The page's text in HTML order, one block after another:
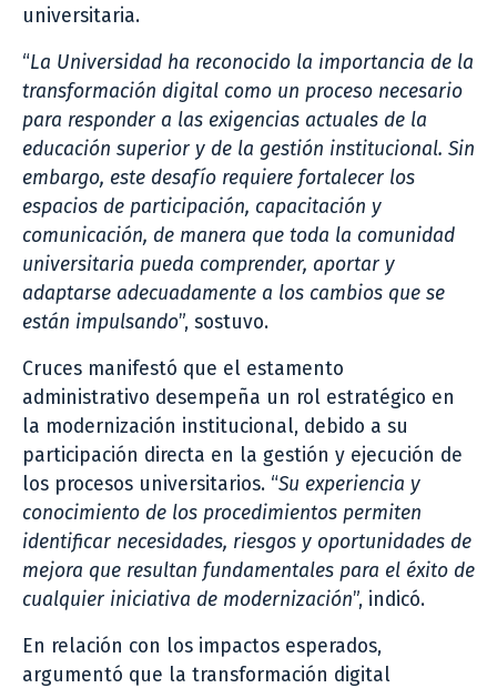
universitaria.
“La Universidad ha reconocido la importancia de la
transformación digital como un proceso necesario
para responder a las exigencias actuales de la
educación superior y de la gestión institucional. Sin
embargo, este desafío requiere fortalecer los
espacios de participación, capacitación y
comunicación, de manera que toda la comunidad
universitaria pueda comprender, aportar y
adaptarse adecuadamente a los cambios que se
están impulsando”, sostuvo.
Cruces manifestó que el estamento
administrativo desempeña un rol estratégico en
la modernización institucional, debido a su
participación directa en la gestión y ejecución de
los procesos universitarios. “Su experiencia y
conocimiento de los procedimientos permiten
identificar necesidades, riesgos y oportunidades de
mejora que resultan fundamentales para el éxito de
cualquier iniciativa de modernización”, indicó.
En relación con los impactos esperados,
argumentó que la transformación digital